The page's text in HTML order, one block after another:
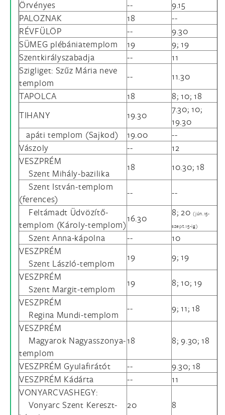
Örvényes --
9.15
PALOZNAK
18
--
RÉVFÜLÖP
--
9.30
SÜMEG plébániatemplom
19
9; 19
Szentkirályszabadja
--
11
Szigliget: Szűz Mária neve
templom
--
11.30
TAPOLCA
18
8; 10; 18
TIHANY
19.30
7.30; 10;
19.30
apáti templom (Sajkod)
19.00
--
Vászoly
--
12
VESZPRÉM
Szent Mihály-bazilika
18
10.30; 18
Szent István-templom
(ferences)
--
--
Feltámadt Üdvözítő-
templom (Károly-templom)
16.30
8; 20(jún.15-
szept.15-ig)
Szent Anna-kápolna --
10
VESZPRÉM
Szent László-templom
19
9; 19
VESZPRÉM
Szent Margit-templom
19
8; 10; 19
VESZPRÉM
Regina Mundi-templom
--
9; 11; 18
VESZPRÉM
Magyarok Nagyasszonya-
templom
18 8; 9.30; 18
VESZPRÉM Gyulafirátót --
9.30; 18
VESZPRÉM Kádárta
--
11
VONYARCVASHEGY:
Vonyarc Szent Kereszt-
20 8